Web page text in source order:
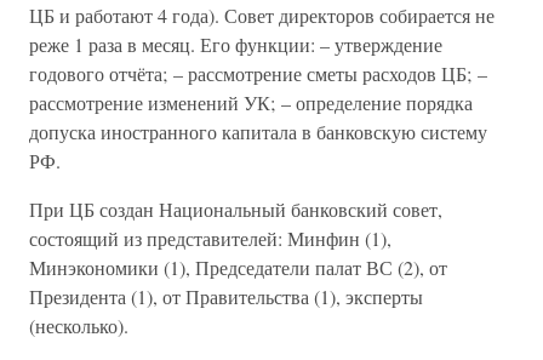
ЦБ и работают 4 года). Совет директоров собирается не
реже 1 раза в месяц. Его функции: – утверждение
годового отчёта; – рассмотрение сметы расходов ЦБ; –
рассмотрение изменений УК; – определение порядка
допуска иностранного капитала в банковскую систему
РФ.
При ЦБ создан Национальный банковский совет,
состоящий из представителей: Минфин (1),
Минэкономики (1), Председатели палат ВС (2), от
Президента (1), от Правительства (1), эксперты
(несколько).